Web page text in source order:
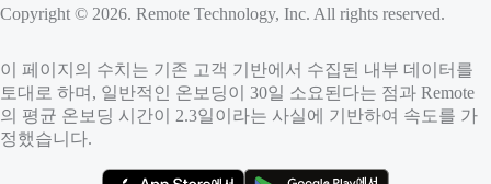
Copyright © 2026. Remote Technology, Inc. All rights reserved.
이 페이지의 수치는 기존 고객 기반에서 수집된 내부 데이터를
토대로 하며, 일반적인 온보딩이 30일 소요된다는 점과 Remote
의 평균 온보딩 시간이 2.3일이라는 사실에 기반하여 속도를 가
정했습니다.